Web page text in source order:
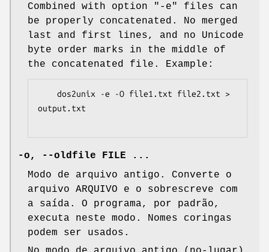
Combined with option
"-e"
files can
be properly concatenated. No merged
last and first lines, and no Unicode
byte order marks in the middle of
the concatenated file. Example:
output.txt
-o, --oldfile FILE ...
Modo de arquivo antigo. Converte o
arquivo ARQUIVO e o sobrescreve com
a saída. O programa, por padrão,
executa neste modo. Nomes coringas
podem ser usados.